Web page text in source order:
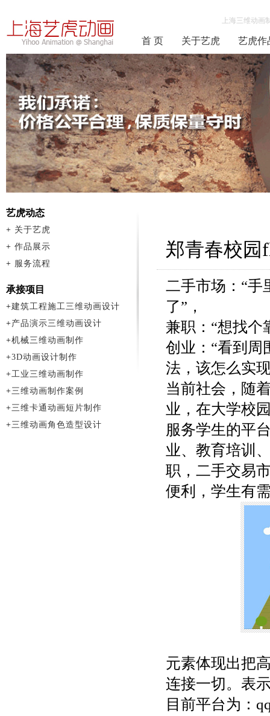
上海三维动
首 页 关于艺虎 艺虎作
郑青春校园
二手市场：“手
了”，
兼职：“想找个
创业：“看到周
法，该怎么实
当前社会，随
业，在大学校
服务学生的平
业、教育培训
职，二手交易
便利，学生有
元素体现出把
连接一切。表
目前平台为：
艺虎动态
+ 关于艺虎
+ 作品展示
+ 服务流程
承接项目
+建筑工程施工三维动画设计
+产品演示三维动画设计
+机械三维动画制作
+3D动画设计制作
+工业三维动画制作
+三维动画制作案例
+三维卡通动画短片制作
+三维动画角色造型设计